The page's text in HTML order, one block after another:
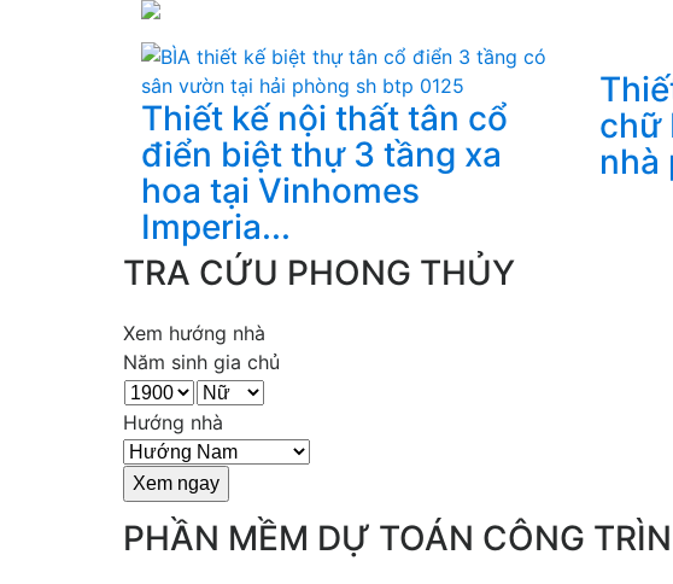
Thiết kế nội thất tân cổ
điển biệt thự 3 tầng xa
hoa tại Vinhomes
Imperia...
chữ
nhà
TRA CỨU PHONG THỦY
Xem hướng nhà
Năm sinh gia chủ
Hướng nhà
PHẦN MỀM DỰ TOÁN CÔNG